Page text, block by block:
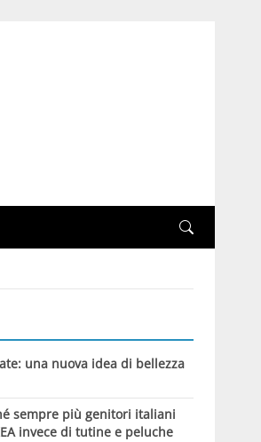
una nuova idea di bellezza
sempre più genitori italiani
invece di tutine e peluche